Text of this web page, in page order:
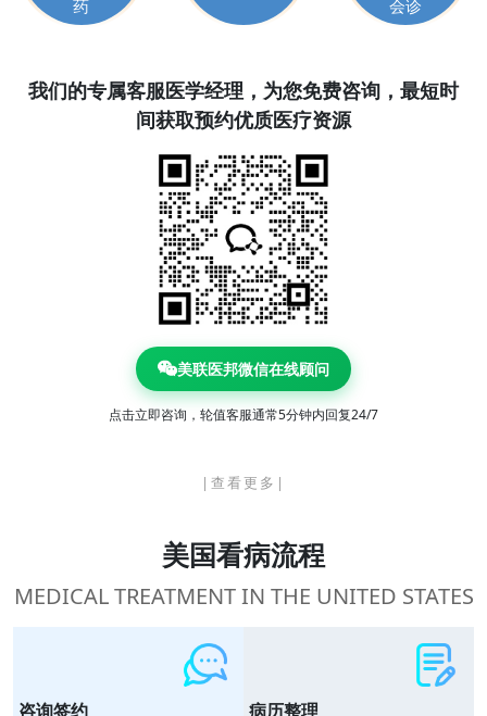
药
会诊
我们的专属客服医学经理，为您免费咨询，最短时
间获取预约优质医疗资源
美联医邦微信在线顾问
点击立即咨询，轮值客服通常5分钟内回复24/7
|查看更多|
美国看病流程
MEDICAL TREATMENT IN THE UNITED STATES
咨询签约 病历整理